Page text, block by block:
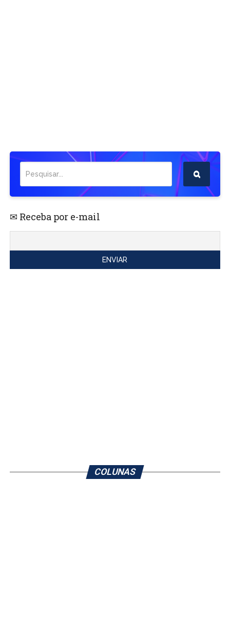
✉ Receba por e-mail
COLUNAS